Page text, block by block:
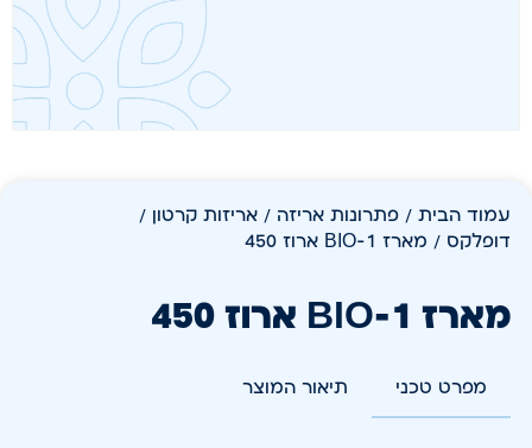
עמוד הבית / פתרונות אריזה / אריזות קרטון /
דופלקס / מארז BIO-1 ארוז 450
מארז BIO-1 ארוז 450
מפרט טכני תיאור המוצר